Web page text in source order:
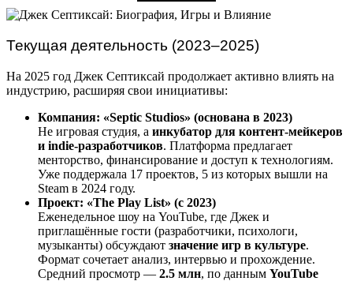
Текущая деятельность (2023–2025)
На 2025 год Джек Септиксай продолжает активно влиять на
индустрию, расширяя свои инициативы:
Компания: «Septic Studios» (основана в 2023)
Не игровая студия, а инкубатор для контент-мейкеров
и indie-разработчиков. Платформа предлагает
менторство, финансирование и доступ к технологиям.
Уже поддержала 17 проектов, 5 из которых вышли на
Steam в 2024 году.
Проект: «The Play List» (с 2023)
Еженедельное шоу на YouTube, где Джек и
приглашённые гости (разработчики, психологи,
музыканты) обсуждают значение игр в культуре.
Формат сочетает анализ, интервью и прохождение.
Средний просмотр — 2.5 млн, по данным YouTube